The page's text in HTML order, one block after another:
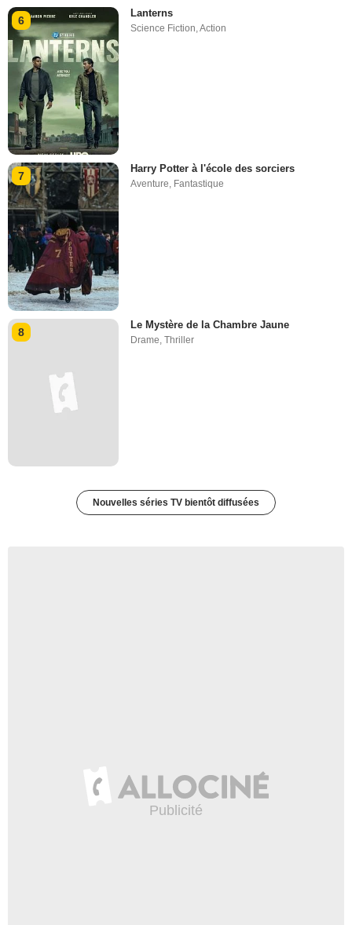
6
Lanterns
Science Fiction,Action
7
Harry Potter à l'école des sorciers
Aventure, Fantastique
8
Le Mystère de la Chambre Jaune
Drame ,Thriller
Nouvelles séries TV bientôt diffusées